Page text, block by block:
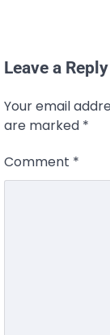
Leave a Reply
Your email
are marked *
Comment *